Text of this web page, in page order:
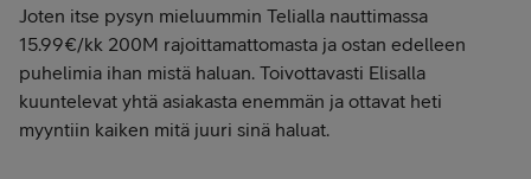
Joten itse pysyn mieluummin Telialla nauttimassa
15.99€/kk 200M rajoittamattomasta ja ostan edelleen
puhelimia ihan mistä haluan. Toivottavasti Elisalla
kuuntelevat yhtä asiakasta enemmän ja ottavat heti
myyntiin kaiken mitä juuri sinä haluat.